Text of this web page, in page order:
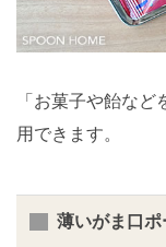
「お菓子や飴な
用できます。
薄いがま口